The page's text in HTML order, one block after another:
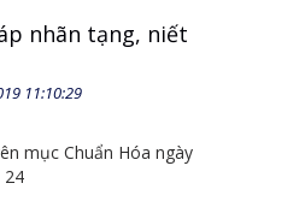
và bên phải chánh
mục CHUẨN HÓA
câu 24